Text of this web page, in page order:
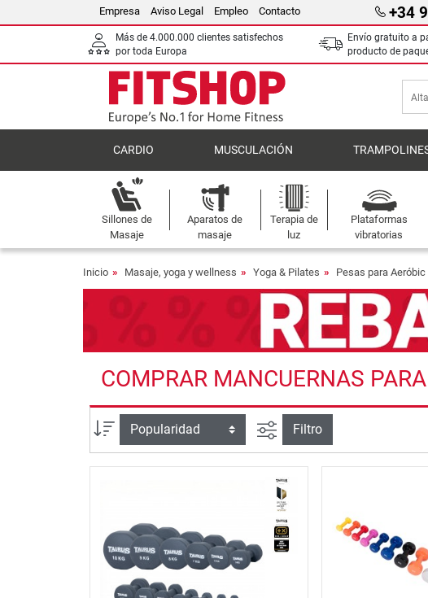
Empresa Aviso Legal Empleo Contacto +34
Más de 4.000.000 clientes satisfechos
por toda Europa
Envío gratuito a
producto de
CARDIO MUSCULACIÓN
Sillones de
Masaje
Aparatos de
masaje
Terapia de
luz
Plataformas
vibratorias
Inicio Masaje, yoga y wellness Yoga & Pilates Pesas para Aeróbic
COMPRAR MANCUERNAS
Ordenar por Busqueda avanzada
Filtro